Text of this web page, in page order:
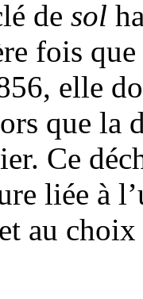
de sol
fois
elle
que la
Ce
liée à
au